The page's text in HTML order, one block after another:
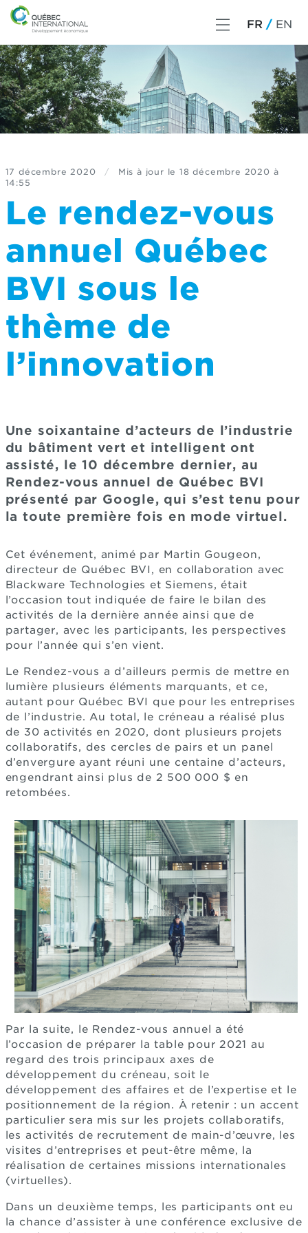
FR EN
17 décembre 2020 / Mis à jour le 18 décembre 2020 à
14:55
Le rendez-vous
annuel Québec
BVI sous le
thème de
l’innovation
Une soixantaine d’acteurs de l’industrie
du bâtiment vert et intelligent ont
assisté, le 10 décembre dernier, au
Rendez-vous annuel de Québec BVI
présenté par Google, qui s’est tenu pour
la toute première fois en mode virtuel.
Cet événement, animé par Martin Gougeon,
directeur de Québec BVI, en collaboration avec
Blackware Technologies et Siemens, était
l’occasion tout indiquée de faire le bilan des
activités de la dernière année ainsi que de
partager, avec les participants, les perspectives
pour l’année qui s’en vient.
Le Rendez-vous a d’ailleurs permis de mettre en
lumière plusieurs éléments marquants, et ce,
autant pour Québec BVI que pour les entreprises
de l’industrie. Au total, le créneau a réalisé plus
de 30 activités en 2020, dont plusieurs projets
collaboratifs, des cercles de pairs et un panel
d’envergure ayant réuni une centaine d’acteurs,
engendrant ainsi plus de 2 500 000 $ en
retombées.
Par la suite, le Rendez-vous annuel a été
l’occasion de préparer la table pour 2021 au
regard des trois principaux axes de
développement du créneau, soit le
développement des affaires et de l’expertise et le
positionnement de la région. À retenir : un accent
particulier sera mis sur les projets collaboratifs,
les activités de recrutement de main-d’œuvre, les
visites d’entreprises et peut-être même, la
réalisation de certaines missions internationales
(virtuelles).
Dans un deuxième temps, les participants ont eu
la chance d’assister à une conférence exclusive de